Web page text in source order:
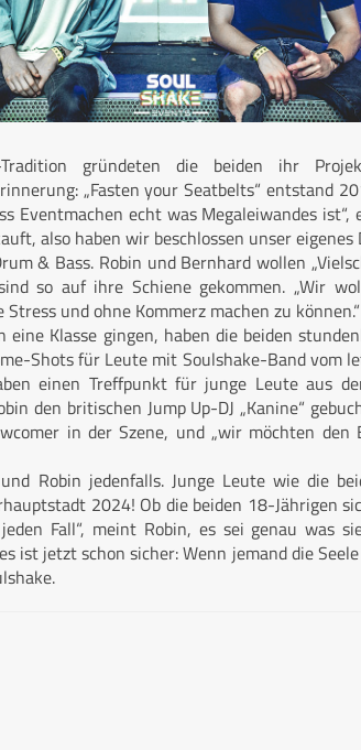
gründeten die beiden ihr
„Fasten your Seatbelts“ entstand
Eventmachen echt was Megaleiwandes ist“,
also haben wir beschlossen unser eigenes
& Bass. Robin und Bernhard wollen
so auf ihre Schiene gekommen. „Wir
und ohne Kommerz machen zu können.“
eine Klasse gingen, haben die beiden
Shots für Leute mit Soulshake-Band vom
einen Treffpunkt für junge Leute aus
den britischen Jump Up-DJ „Kanine“
in der Szene, und „wir möchten
Robin jedenfalls. Junge Leute wie die
2024! Ob die beiden 18-Jährigen
Fall“, meint Robin, es sei genau was
ist jetzt schon sicher: Wenn jemand die